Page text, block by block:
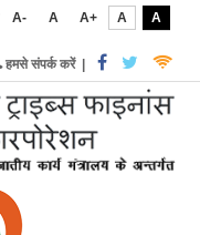
A- A A+ A
A
हमसे संपर्क करें|